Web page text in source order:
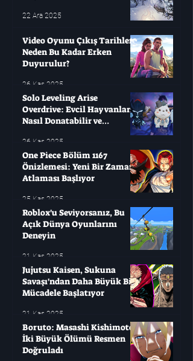
22 Ara 2025
Video Oyunu Çıkış Tarihleri ​​
Neden Bu Kadar Erken
Duyurulur?
26 Kas 2025
Solo Leveling Arise
Overdrive: Evcil Hayvanları
Nasıl Donatabilir ve
26 Kas 2025
One Piece Bölüm 1167
Önizlemesi: Yeni Bir Zaman
Atlaması Başlıyor
25 Kas 2025
Roblox'u Seviyorsanız, Bu
Açık Dünya Oyunlarını
Deneyin
21 Kas 2025
Jujutsu Kaisen, Sukuna
Savaşı'ndan Daha Büyük Bir
Mücadele Başlatıyor
21 Kas 2025
Boruto: Masashi Kishimoto
İki Büyük Ölümü Resmen
Doğruladı